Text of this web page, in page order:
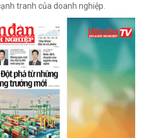
tranh của doanh nghiệp.